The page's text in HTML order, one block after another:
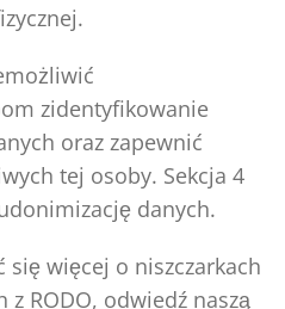
zidentyfikowanie
oraz zapewnić
tej osoby. Sekcja 4
danych.
się więcej o niszczarkach
RODO, odwiedź naszą